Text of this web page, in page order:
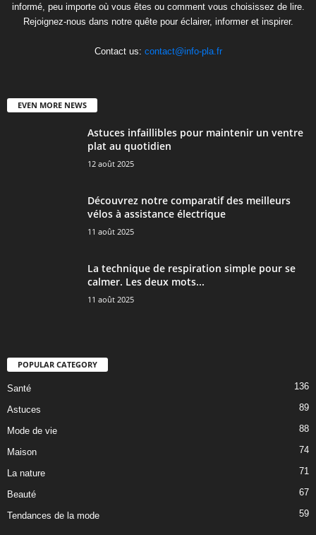
informé, peu importe où vous êtes ou comment vous choisissez de lire.
Rejoignez-nous dans notre quête pour éclairer, informer et inspirer.
Contact us: contact@info-pla.fr
EVEN MORE NEWS
Astuces infaillibles pour maintenir un ventre
plat au quotidien
12 août 2025
Découvrez notre comparatif des meilleurs
vélos à assistance électrique
11 août 2025
La technique de respiration simple pour se
calmer. Les deux mots...
11 août 2025
POPULAR CATEGORY
Santé 136
Astuces 89
Mode de vie 88
Maison 74
La nature 71
Beauté 67
Tendances de la mode 59